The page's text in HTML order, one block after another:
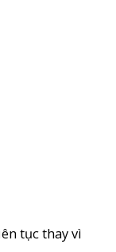
tục thay vì